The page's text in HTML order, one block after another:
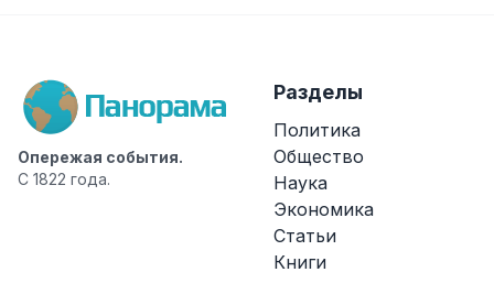
Опережая события.
С 1822 года.
Разделы
Политика
Общество
Наука
Экономика
Статьи
Книги